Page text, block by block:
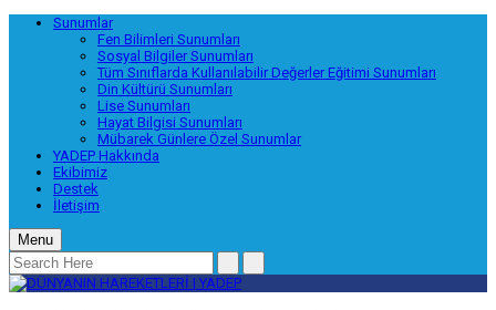
Sunumlar
Fen Bilimleri Sunumları
Sosyal Bilgiler Sunumları
Tüm Sınıflarda Kullanılabilir Değerler Eğitimi Sunumları
Din Kültürü Sunumları
Lise Sunumları
Hayat Bilgisi Sunumları
Mübarek Günlere Özel Sunumlar
YADEP Hakkında
Ekibimiz
Destek
İletişim
Menu